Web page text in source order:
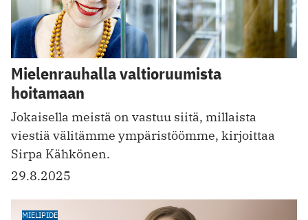
Mielenrauhalla valtioruumista
hoitamaan
Jokaisella meistä on vastuu siitä, millaista
viestiä välitämme ympäristöömme, kirjoittaa
Sirpa Kähkönen.
29.8.2025
MIELIPIDE